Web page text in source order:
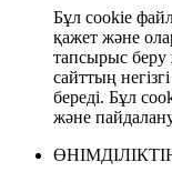
Бұл cookie
қажет және
тапсырыс беру
сайттың
береді. Бұл
және